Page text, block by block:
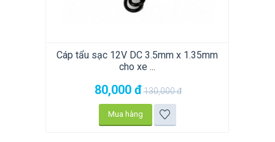
Cáp tẩu sạc 12V DC 3.5mm x 1.35mm
cho xe ...
80,000 đ130,000đ
Mua hàng